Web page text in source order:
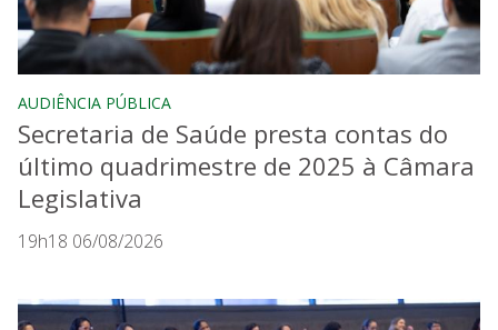
AUDIÊNCIA PÚBLICA
Secretaria de Saúde presta contas do
último quadrimestre de 2025 à Câmara
Legislativa
19h18 06/08/2026